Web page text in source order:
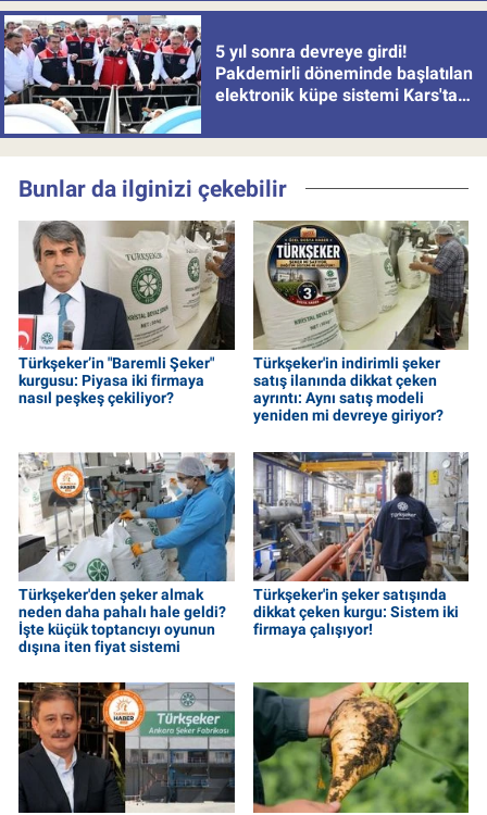
5 yıl sonra devreye girdi!
Pakdemirli döneminde başlatılan
elektronik küpe sistemi Kars'tan
Bunlar da ilginizi çekebilir
Türkşeker’in "Baremli Şeker"
kurgusu: Piyasa iki firmaya
nasıl peşkeş çekiliyor?
Türkşeker'in indirimli şeker
satış ilanında dikkat çeken
ayrıntı: Aynı satış modeli
yeniden mi devreye giriyor?
Türkşeker'den şeker almak
neden daha pahalı hale geldi?
İşte küçük toptancıyı oyunun
dışına iten fiyat sistemi
Türkşeker'in şeker satışında
dikkat çeken kurgu: Sistem iki
firmaya çalışıyor!